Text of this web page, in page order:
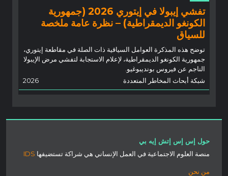
تفشي إيبولا في إيتوري 2026 (جمهورية
الكونغو الديمقراطية) – نظرة عامة ملخصة
للسياق
توضح هذه المذكرة العوامل السياقية ذات الصلة في مقاطعة إيتوري،
جمهورية الكونغو الديمقراطية، لإعلام الاستجابة لتفشي مرض الإيبولا
الناجم عن فيروس بونديبوغيو.
شبكة أبحاث المخاطر المتعددة
2026
حول إس إس إتش إيه بي
منصة العلوم الاجتماعية في العمل الإنساني هي شراكة تستضيفها IDS
من نحن